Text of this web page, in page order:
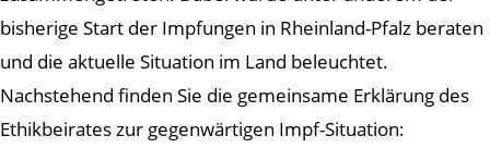
bisherige Start der Impfungen in Rheinland-Pfalz beraten
und die aktuelle Situation im Land beleuchtet.
Nachstehend finden Sie die gemeinsame Erklärung des
Ethikbeirates zur gegenwärtigen Impf-Situation: